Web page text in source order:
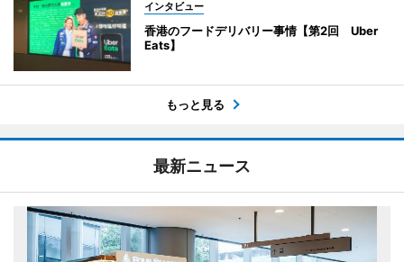
インタビュー
香港のフードデリバリー事情【第2回 Uber
Eats】
もっと見る
最新ニュース